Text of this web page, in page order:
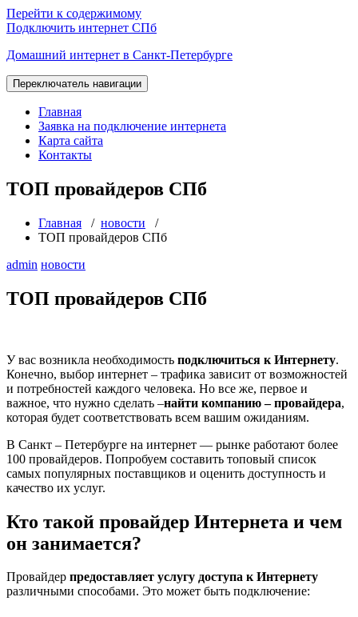
Перейти к содержимому
Подключить интернет СПб
Домашний интернет в Санкт-Петербурге
Переключатель навигации
Главная
Заявка на подключение интернета
Карта сайта
Контакты
ТОП провайдеров СПб
Главная / новости /
ТОП провайдеров СПб
admin новости
ТОП провайдеров СПб
У вас возникла необходимость подключиться к Интернету.
Конечно, выбор интернет – трафика зависит от возможностей
и потребностей каждого человека. Но все же, первое и
важное, что нужно сделать –найти компанию – провайдера,
которая будет соответствовать всем вашим ожиданиям.
В Санкт – Петербурге на интернет — рынке работают более
100 провайдеров. Попробуем составить топовый список
самых популярных поставщиков и оценить доступность и
качество их услуг.
Кто такой провайдер Интернета и чем
он занимается?
Провайдер предоставляет услугу доступа к Интернету
различными способами. Это может быть подключение: